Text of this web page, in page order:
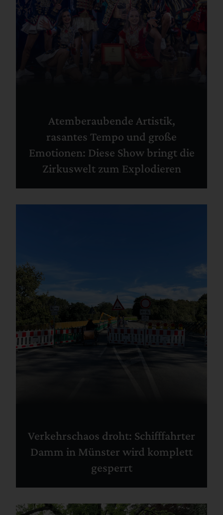
Atemberaubende Artistik,
rasantes Tempo und große
Emotionen: Diese Show bringt die
Zirkuswelt zum Explodieren
Verkehrschaos droht: Schifffahrter
Damm in Münster wird komplett
gesperrt